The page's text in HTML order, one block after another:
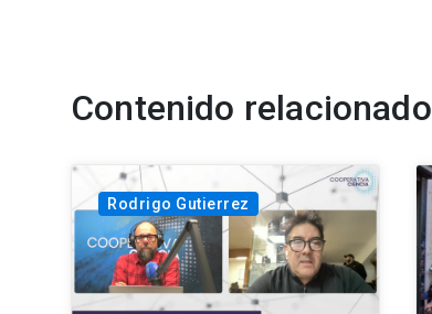
Contenido relacionado
Rodrigo Gutierrez